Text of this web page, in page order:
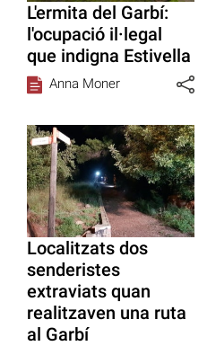
L'ermita del Garbí:
l'ocupació il·legal
que indigna Estivella
Anna Moner
Localitzats dos
senderistes
extraviats quan
realitzaven una ruta
al Garbí